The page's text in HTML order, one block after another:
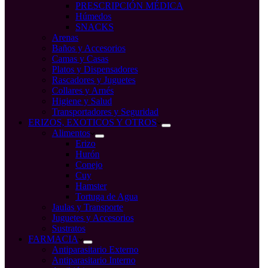
PRESCRIPCIÓN MÉDICA
Húmedos
SNACKS
Arenas
Baños y Accesorios
Camas y Casas
Platos y Dispensadores
Rascadores y Juguetes
Collares y Arnés
Higiene y Salud
Transportadores y Seguridad
ERIZOS, EXOTICOS Y OTROS
Alimentos
Erizo
Hurón
Conejo
Cuy
Hamster
Tortuga de Agua
Jaulas y Transporte
Juguetes y Accesorios
Sustratos
FARMACIA
Antiparasitario Externo
Antiparasitario Interno